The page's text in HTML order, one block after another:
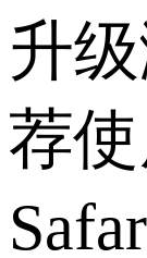
升
荐使